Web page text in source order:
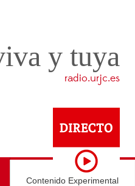
y tuya
radio.urjc.es
Contenido Experimental